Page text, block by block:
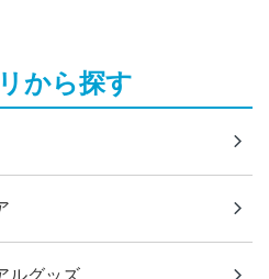
から探す